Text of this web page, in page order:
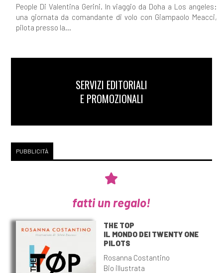
People Di Valentina Gerini. In viaggio da Doha a Los angeles:
una giornata da comandante di volo con Giampaolo Meacci,
pilota presso la...
SERVIZI EDITORIALI
E PROMOZIONALI
PUBBLICITÀ
fatti un regalo!
THE TOP
IL MONDO DEI TWENTY ONE
PILOTS
Rosanna Costantino
Bio illustrata